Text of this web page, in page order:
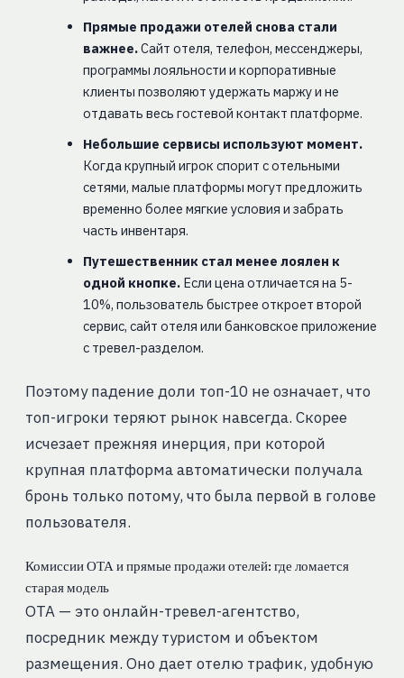
Прямые продажи отелей снова стали
важнее.Сайт отеля, телефон, мессенджеры,
программы лояльности и корпоративные
клиенты позволяют удержать маржу и не
отдавать весь гостевой контакт платформе.
Небольшие сервисы используют момент.
Когда крупный игрок спорит с отельными
сетями, малые платформы могут предложить
временно более мягкие условия и забрать
часть инвентаря.
Путешественник стал менее лоялен к
одной кнопке.Если цена отличается на 5-
10%, пользователь быстрее откроет второй
сервис, сайт отеля или банковское приложение
с тревел-разделом.
Поэтому падение доли топ-10 не означает, что
топ-игроки теряют рынок навсегда. Скорее
исчезает прежняя инерция, при которой
крупная платформа автоматически получала
бронь только потому, что была первой в голове
пользователя.
Комиссии ОТА и прямые продажи отелей: где ломается
старая модель
ОТА — это онлайн-тревел-агентство,
посредник между туристом и объектом
размещения. Оно дает отелю трафик, удобную